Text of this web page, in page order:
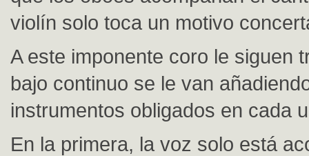
violín solo toca un motivo
A este imponente coro le siguen
bajo continuo se le van
instrumentos obligados en cada
En la primera, la voz solo está